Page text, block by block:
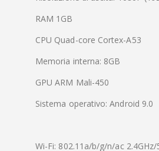
RAM 1GB
CPU Quad-core Cortex-A53
Memoria interna: 8GB
GPU ARM Mali-450
Sistema operativo: Android 9.0
Wi-Fi: 802.11a/b/g/n/ac 2.4GHz/